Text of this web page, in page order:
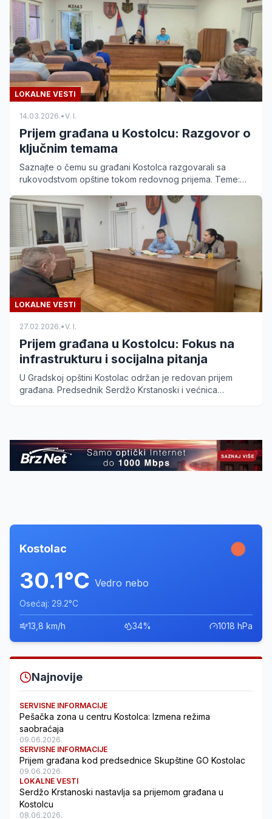
LOKALNE VESTI
14.03.2026.•V. I.
Prijem građana u Kostolcu: Razgovor o
ključnim temama
Saznajte o čemu su građani Kostolca razgovarali sa
rukovodstvom opštine tokom redovnog prijema. Teme:
LOKALNE VESTI
27.02.2026.•V. I.
Prijem građana u Kostolcu: Fokus na
infrastrukturu i socijalna pitanja
U Gradskoj opštini Kostolac održan je redovan prijem
građana. Predsednik Serdžo Krstanoski i većnica
Kostolac
30.1°C Vedro nebo
Osećaj: 29.2°C
13,8 km/h 34% 1018 hPa
Najnovije
SERVISNE INFORMACIJE
Pešačka zona u centru Kostolca: Izmena režima
saobraćaja
09.06.2026.
SERVISNE INFORMACIJE
Prijem građana kod predsednice Skupštine GO Kostolac
09.06.2026.
LOKALNE VESTI
Serdžo Krstanoski nastavlja sa prijemom građana u
Kostolcu
08.06.2026.